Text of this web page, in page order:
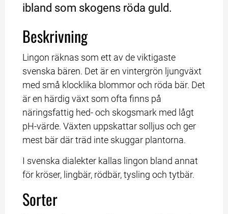
ibland som skogens röda guld.
Beskrivning
Lingon räknas som ett av de viktigaste
svenska bären. Det är en vintergrön ljungväxt
med små klocklika blommor och röda bär. Det
är en härdig växt som ofta finns på
näringsfattig hed- och skogsmark med lågt
pH-värde. Växten uppskattar solljus och ger
mest bär där träd inte skuggar plantorna.
I svenska dialekter kallas lingon bland annat
för kröser, lingbär, rödbär, tysling och tytbär.
Sorter